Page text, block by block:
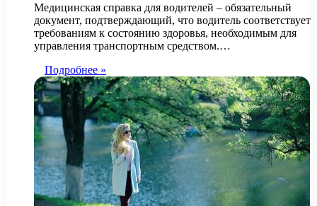
Медицинская справка для водителей – обязательный
документ, подтверждающий, что водитель соответствует
требованиям к состоянию здоровья, необходимым для
управления транспортным средством.…
Подробнее »